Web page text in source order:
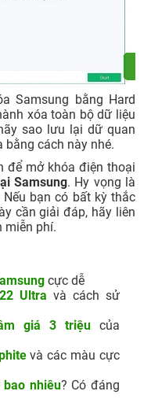
Samsung bằng Hard
xóa toàn bộ dữ liệu
sao lưu lại dữ quan
cách này nhé.
để mở khóa điện thoại
Samsung. Hy vọng là
bạn có bất kỳ thắc
cần giải đáp, hãy liên
miễn phí.
cực dễ
Ultra và cách sử
giá 3 triệu của
và các màu cực
bao nhiêu? Có đáng